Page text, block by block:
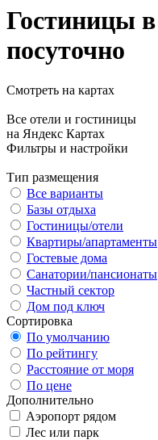
Гостиницы
посуточно
Смотреть на картах
Все отели и гостиницы
на Яндекс Картах
Фильтры и настройки
Тип размещения
Все варианты
Базы отдыха
Гостиницы/отели
Квартиры/апартаменты
Гостевые дома
Санатории/пансионаты
Частный сектор
Дом под ключ
Сортировка
По умолчанию
По рейтингу
Расстояние от моря
По цене
Дополнительно
Аэропорт рядом
Лес или парк